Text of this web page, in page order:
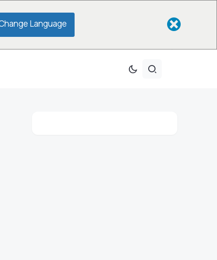
Language